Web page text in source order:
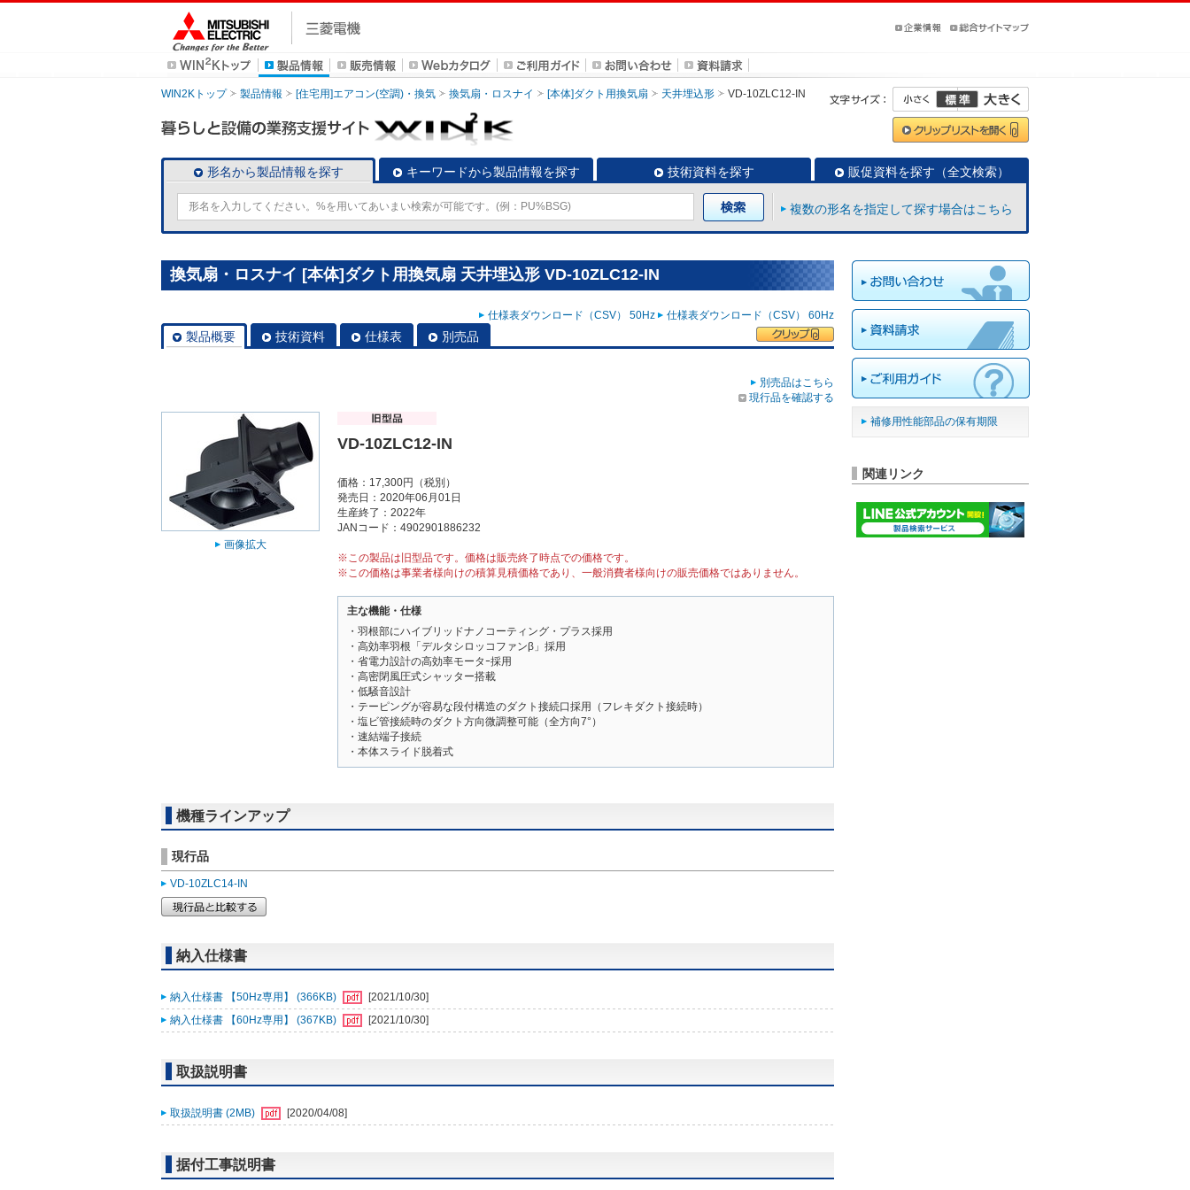
WIN2Kトップ 製品情報 [住宅用]エアコン(空調)・換気 換気扇・ロスナイ [本体]ダクト用換気扇 天井埋込形 VD-10ZLC12-IN
形名から製品情報を探す キーワードから製品情報を探す 技術資料を探す 販促資料を探す（全文検索）
複数の形名を指定して探す場合はこちら
換気扇・ロスナイ [本体]ダクト用換気扇 天井埋込形 VD-10ZLC12-IN
仕様表ダウンロード（CSV） 50Hz 仕様表ダウンロード（CSV） 60Hz
製品概要 技術資料 仕様表 別売品
別売品はこちら
現行品を確認する
画像拡大
VD-10ZLC12-IN
価格：17,300円（税別）
発売日：2020年06月01日
生産終了：2022年
JANコード：4902901886232
※この製品は旧型品です。価格は販売終了時点での価格です。
※この価格は事業者様向けの積算見積価格であり、一般消費者様向けの販売価格ではありません。
主な機能・仕様
・羽根部にハイブリッドナノコーティング・プラス採用
・高効率羽根「デルタシロッコファンβ」採用
・省電力設計の高効率モータｰ採用
・高密閉風圧式シャッター搭載
・低騒音設計
・テーピングが容易な段付構造のダクト接続口採用（フレキダクト接続時）
・塩ビ管接続時のダクト方向微調整可能（全方向7°）
・速結端子接続
・本体スライド脱着式
機種ラインアップ
現行品
VD-10ZLC14-IN
納入仕様書
納入仕様書 【50Hz専用】 (366KB)
[2021/10/30]
納入仕様書 【60Hz専用】 (367KB)
[2021/10/30]
取扱説明書
取扱説明書 (2MB) [2020/04/08]
据付工事説明書
補修用性能部品の保有期限
関連リンク